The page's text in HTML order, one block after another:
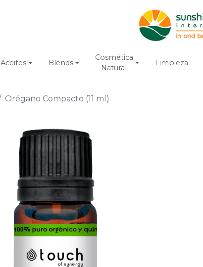
Aceites Blends
Cosmética
Natural
Limpieza
Orégano Compacto (11 ml)